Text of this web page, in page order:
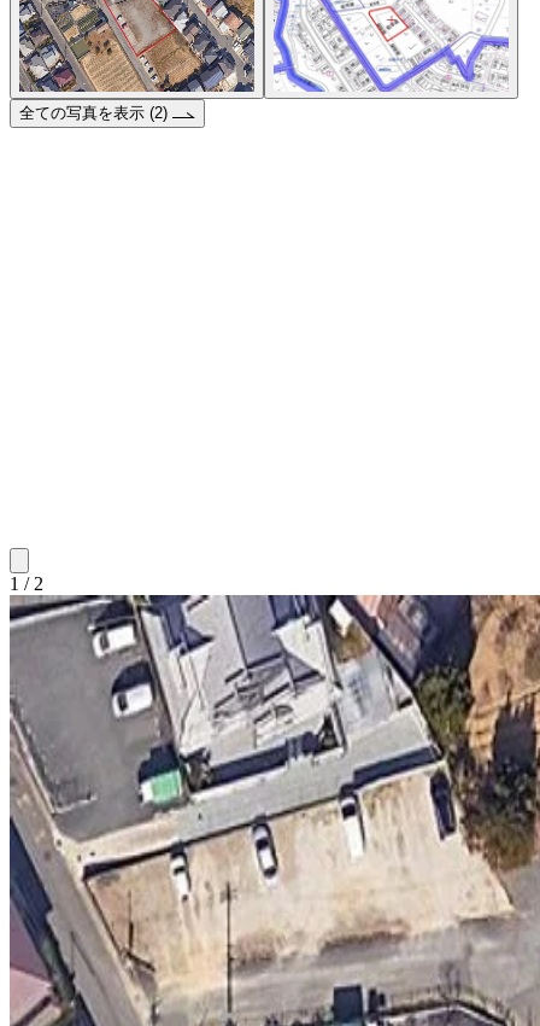
全ての写真を表示 (2)
1 / 2